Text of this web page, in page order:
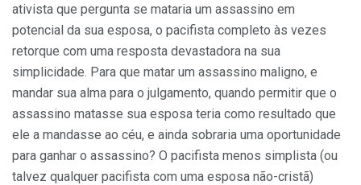
ativista que pergunta se mataria um assassino em
potencial da sua esposa, o pacifista completo às vezes
retorque com uma resposta devastadora na sua
simplicidade. Para que matar um assassino maligno, e
mandar sua alma para o julgamento, quando permitir que o
assassino matasse sua esposa teria como resultado que
ele a mandasse ao céu, e ainda sobraria uma oportunidade
para ganhar o assassino? O pacifista menos simplista (ou
talvez qualquer pacifista com uma esposa não-cristã)